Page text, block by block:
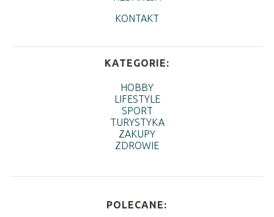
KONTAKT
KATEGORIE:
HOBBY
LIFESTYLE
SPORT
TURYSTYKA
ZAKUPY
ZDROWIE
POLECANE: